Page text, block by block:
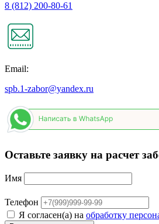
8 (812) 200-80-61
Email:
spb.1-zabor@yandex.ru
Оставьте заявку на расчет
Имя
Телефон
Я согласен(а) на обработку